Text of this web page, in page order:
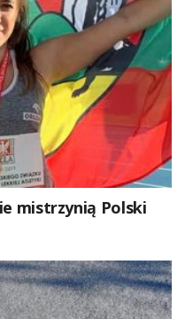
mistrzynią Polski